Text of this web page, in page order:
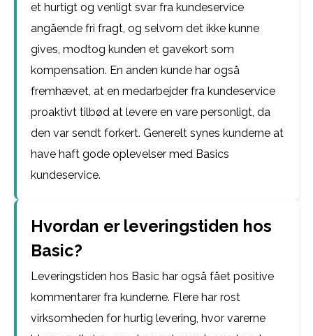
et hurtigt og venligt svar fra kundeservice
angående fri fragt, og selvom det ikke kunne
gives, modtog kunden et gavekort som
kompensation. En anden kunde har også
fremhævet, at en medarbejder fra kundeservice
proaktivt tilbød at levere en vare personligt, da
den var sendt forkert. Generelt synes kunderne at
have haft gode oplevelser med Basics
kundeservice.
Hvordan er leveringstiden hos
Basic?
Leveringstiden hos Basic har også fået positive
kommentarer fra kunderne. Flere har rost
virksomheden for hurtig levering, hvor varerne